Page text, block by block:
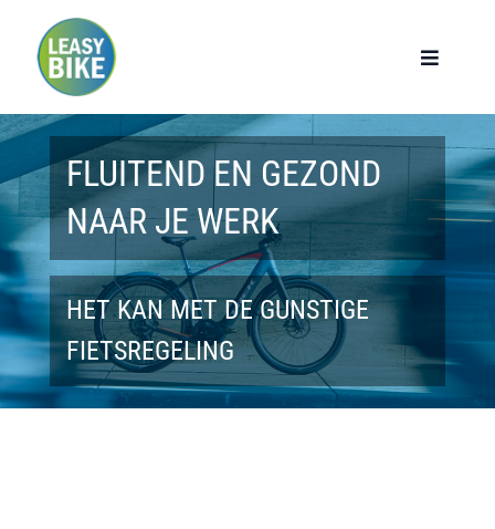
Toggle
Home
Werknemers
Werkgevers
Privé lease
Modellen
FLUITEND EN GEZOND
NAAR JE WERK
HET KAN MET DE GUNSTIGE
FIETSREGELING